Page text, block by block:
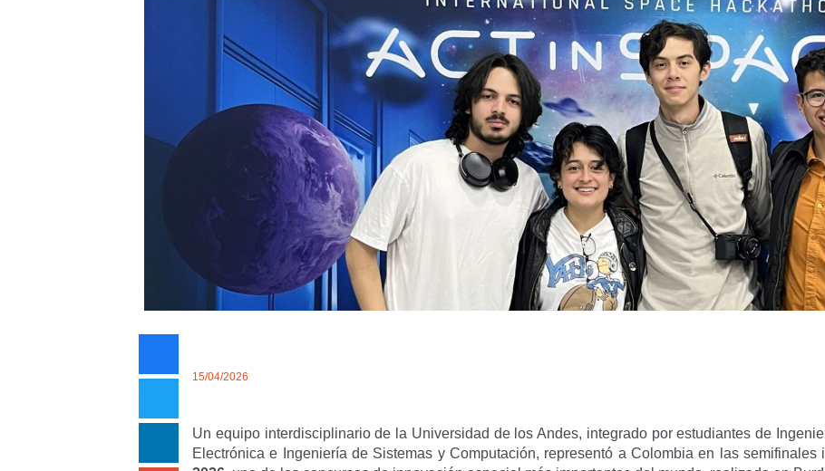
15/04/2026
Un equipo interdisciplinario de la Universidad de los Andes, integrado por estudiantes de
Electrónica e Ingeniería de Sistemas y Computación, representó a Colombia en las semifinales